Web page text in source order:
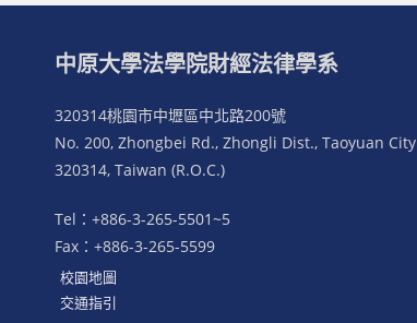
中原大學法學院財經法律學系
320314桃園市中壢區中北路200號
No. 200, Zhongbei Rd., Zhongli Dist., Taoyuan City
320314, Taiwan (R.O.C.)
Tel：+886-3-265-5501~5
Fax：+886-3-265-5599
校園地圖
交通指引